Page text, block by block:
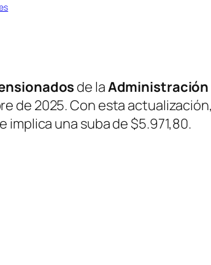
de laAdministración
de 2025. Con esta
implica una suba de $5.971,80.